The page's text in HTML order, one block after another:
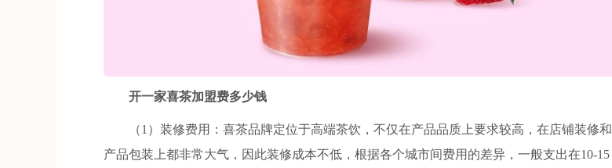
开一家喜茶加盟费多少钱
（1）装修费用：喜茶品牌定位于高端茶饮，不仅在产品品质上要求较高，在店铺装修和
产品包装上都非常大气，因此装修成本不低，根据各个城市间费用的差异，一般支出在10-15